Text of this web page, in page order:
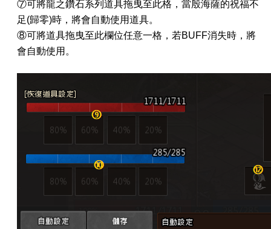
⑦可將龍之鑽石系列道具拖曳至此格，當殷海薩的祝福不
足(歸零)時，將會自動使用道具。
⑧可將道具拖曳至此欄位任意一格，若BUFF消失時，將
會自動使用。